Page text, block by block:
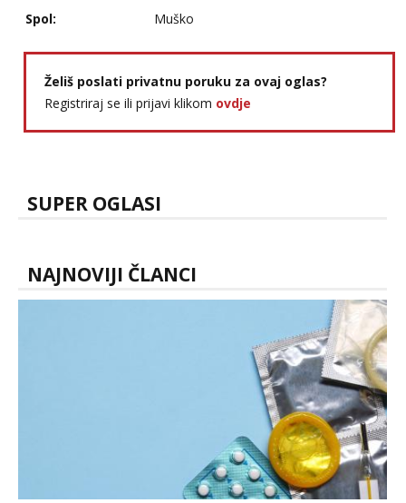
Spol:
Muško
Želiš poslati privatnu poruku za ovaj oglas?
Registriraj se ili prijavi klikom ovdje
SUPER OGLASI
NAJNOVIJI ČLANCI